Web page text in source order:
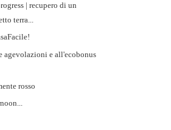
| recupero di un
terra...
agevolazioni e all'ecobonus
rosso